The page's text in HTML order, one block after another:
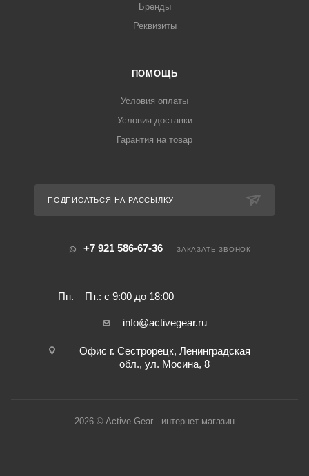
Бренды
Реквизиты
ПОМОЩЬ
Условия оплаты
Условия доставки
Гарантия на товар
ПОДПИСАТЬСЯ НА РАССЫЛКУ
+7 921 586-67-36
Пн. – Пт.: с 9:00 до 18:00
ЗАКАЗАТЬ ЗВОНОК
info@activegear.ru
Офис г. Сестрорецк, Ленинградская
обл., ул. Мосина, 8
2026 © Active Gear - интернет-магазин